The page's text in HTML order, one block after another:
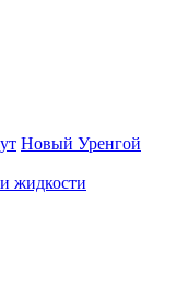
Новый Уренгой
жидкости